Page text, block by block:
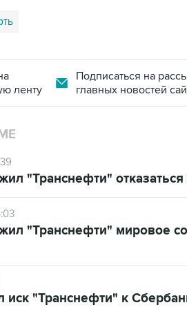
ленту
Подписаться на
главных новостей
"Транснефти"
"Транснефти" мировое
иск "Транснефти" к